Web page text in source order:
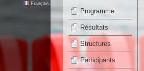
Français
Programme
Résultats
Structures
Participants